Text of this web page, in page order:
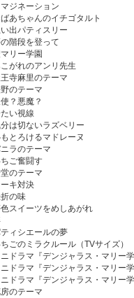
ジネーション
あちゃんのイチゴタル
出パティスリー
階段を登って
リー学園
がれのアンリ先生
寺麻里のテーマ
のテーマ
？悪魔？
たい視線
は切ないラズベリー
とろけるマドレーヌ
ラのテーマ
ご奮闘す
のテーマ
ーキ対決
折の味
スイーツをめしあがれ
絆
ィシエールの夢
ごのミラクルール（TVサ
ラマ『デンジャラス・マリ
ラマ『デンジャラス・マリ
ラマ『デンジャラス・マリ
のテーマ